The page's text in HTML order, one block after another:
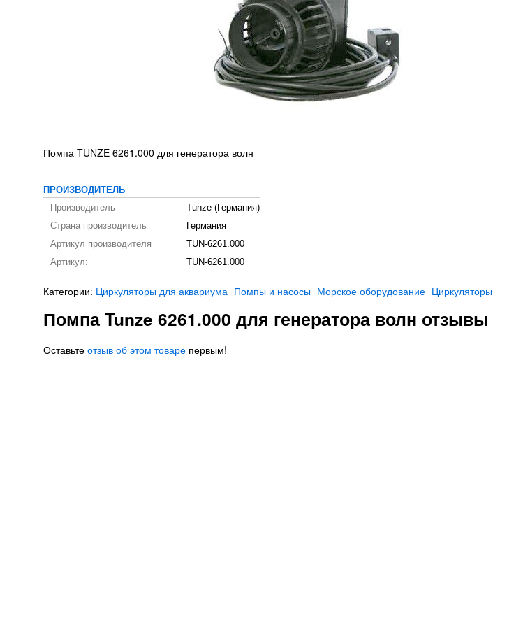
Помпа TUNZE 6261.000 для генератора волн
ПРОИЗВОДИТЕЛЬ
Производитель
Tunze (Германия)
Страна производитель
Германия
Артикул производителя
TUN-6261.000
Артикул:
TUN-6261.000
Категории: Циркуляторы для аквариума Помпы и насосы Морское оборудование Циркуляторы
Помпа Tunze 6261.000 для генератора волн отзывы
Оставьте отзыв об этом товаре первым!